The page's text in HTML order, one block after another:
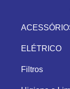
ELÉTRICO
Filtros